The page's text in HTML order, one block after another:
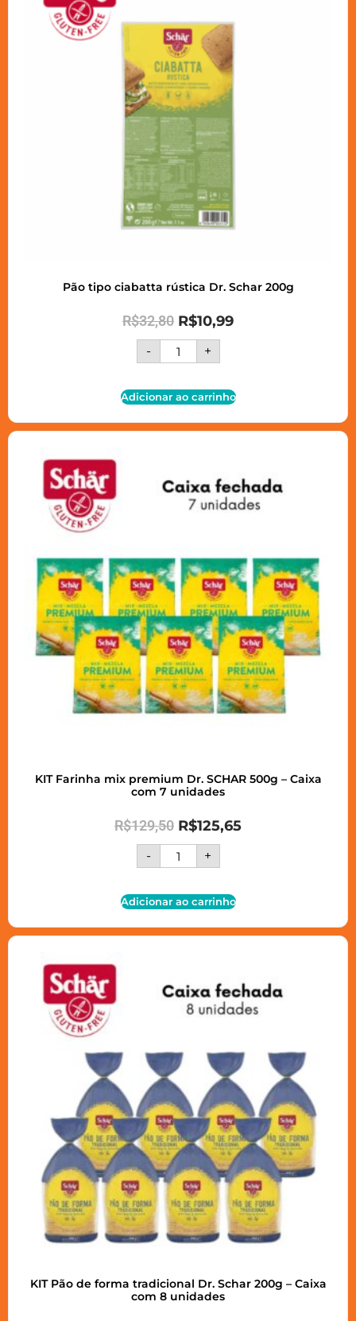
Pão tipo ciabatta rústica Dr. Schar 200g
R$32,80 R$10,99
- +
Adicionar ao carrinho
KIT Farinha mix premium Dr. SCHAR 500g – Caixa
com 7 unidades
R$129,50 R$125,65
- +
Adicionar ao carrinho
KIT Pão de forma tradicional Dr. Schar 200g – Caixa
com 8 unidades